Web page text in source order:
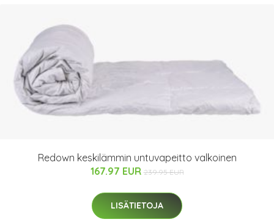
Redown keskilämmin untuvapeitto valkoinen
167.97 EUR 239.95 EUR
LISÄTIETOJA